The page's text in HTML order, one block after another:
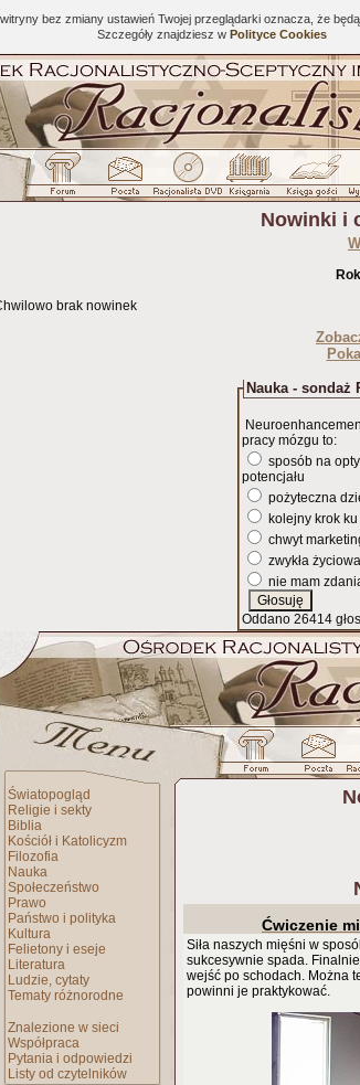
bez zmiany ustawień Twojej przeglądarki oznacza, że
Szczegóły znajdziesz w Polityce Cookies
Nowinki i
brak nowinek
Nauka - sondaż
pracy mózgu to:
sposób na
potencjału
pożyteczna
kolejny krok
chwyt
zwykła
nie mam
Oddano 26414
Światopogląd
Religie i sekty
Biblia
Kościół i Katolicyzm
Filozofia
Nauka
Społeczeństwo
Prawo
Państwo i polityka
Kultura
Felietony i eseje
Literatura
Ludzie, cytaty
Tematy różnorodne
Znalezione w sieci
Współpraca
Pytania i odpowiedzi
Listy od czytelników
Ćwiczenie
Siła naszych mięśni w
sukcesywnie spada.
wejść po schodach. Można
powinni je praktykować.